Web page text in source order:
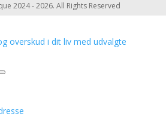
2024 - 2026. All Rights Reserved